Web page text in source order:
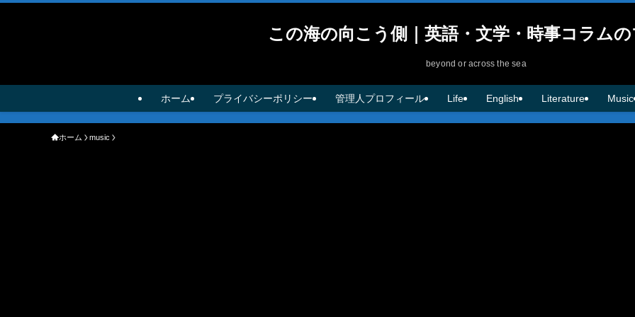
この海の向こう側｜英語・文学・時事コラム
beyond or across the sea
ホーム プライバシーポリシー 管理人プロフィール Life English Literature Music
ホーム music